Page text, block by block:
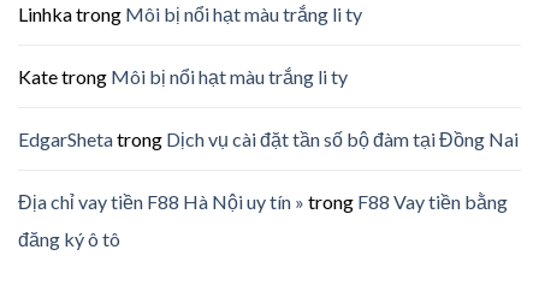
Linhkatrong Môi bị nổi hạt màu trắng li ty
Katetrong Môi bị nổi hạt màu trắng li ty
EdgarShetatrong Dịch vụ cài đặt tần số bộ đàm tại Đồng Nai
Địa chỉ vay tiền F88 Hà Nội uy tín » trong F88 Vay tiền bằng
đăng ký ô tô